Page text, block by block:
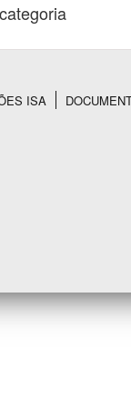
ISA